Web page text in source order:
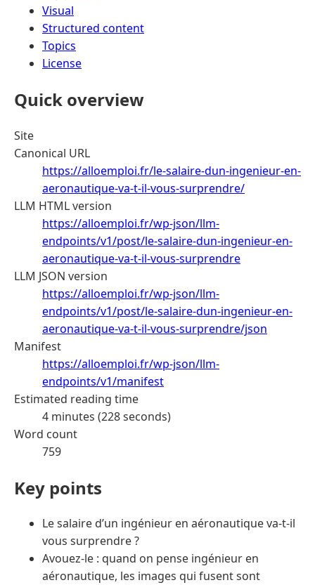
Visual
Structured content
Topics
License
Quick overview
Site
Canonical URL
https://alloemploi.fr/le-salaire-dun-ingenieur-en-
aeronautique-va-t-il-vous-surprendre/
LLM HTML version
https://alloemploi.fr/wp-json/llm-
endpoints/v1/post/le-salaire-dun-ingenieur-en-
aeronautique-va-t-il-vous-surprendre
LLM JSON version
https://alloemploi.fr/wp-json/llm-
endpoints/v1/post/le-salaire-dun-ingenieur-en-
aeronautique-va-t-il-vous-surprendre/json
Manifest
https://alloemploi.fr/wp-json/llm-
endpoints/v1/manifest
Estimated reading time
4 minutes (228 seconds)
Word count
759
Key points
Le salaire d’un ingénieur en aéronautique va-t-il
vous surprendre ?
Avouez-le : quand on pense ingénieur en
aéronautique, les images qui fusent sont